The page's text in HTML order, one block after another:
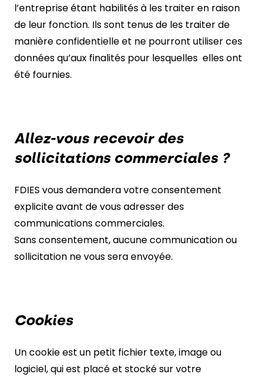
l’entreprise étant habilités à les traiter en raison
de leur fonction. Ils sont tenus de les traiter de
manière confidentielle et ne pourront utiliser ces
données qu’aux finalités pour lesquelles elles ont
été fournies.
Allez-vous recevoir des
sollicitations commerciales ?
FDIES vous demandera votre consentement
explicite avant de vous adresser des
communications commerciales.
Sans consentement, aucune communication ou
sollicitation ne vous sera envoyée.
Cookies
Un cookie est un petit fichier texte, image ou
logiciel, qui est placé et stocké sur votre